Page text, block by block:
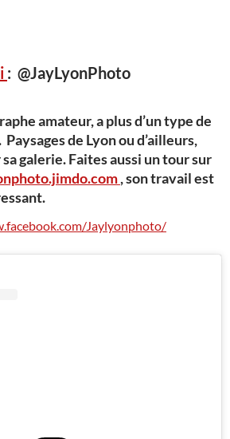
: @JayLyonPhoto
amateur, a plus d’un type de
de Lyon ou d’ailleurs,
galerie. Faites aussi un tour sur
, son travail est
Jaylyonphoto/